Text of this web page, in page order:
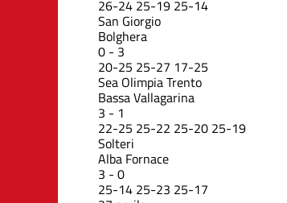
26-24 25-19 25-14
San Giorgio
Bolghera
0 - 3
20-25 25-27 17-25
Sea Olimpia Trento
Bassa Vallagarina
3 - 1
22-25 25-22 25-20 25-19
Solteri
Alba Fornace
3 - 0
25-14 25-23 25-17